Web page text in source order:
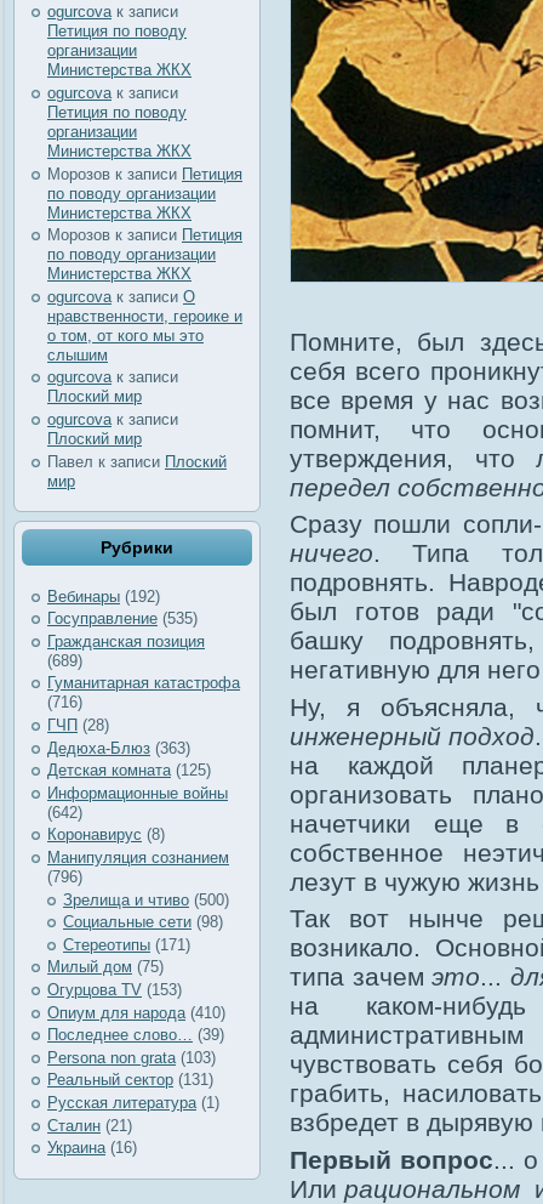
ogurcovaк записи
Петиция по поводу
организации
Министерства ЖКХ
ogurcova к записи
Петиция по поводу
организации
Министерства ЖКХ
Морозов к записи Петиция
по поводу организации
Министерства ЖКХ
Морозов к записи Петиция
по поводу организации
Министерства ЖКХ
ogurcova к записи О
нравственности, героике и
о том, от кого мы это
слышим
ogurcovaк записи
Плоский мир
ogurcova к записи
Плоский мир
Павел к записи Плоский
мир
Рубрики
Вебинары (192)
Госуправление (535)
Гражданская позиция
(689)
Гуманитарная катастрофа
(716)
ГЧП (28)
Дедюха-Блюз (363)
Детская комната(125)
Информационные войны
(642)
Коронавирус (8)
Манипуляция сознанием
(796)
Зрелища и чтиво (500)
Социальные сети (98)
Стереотипы (171)
Милый дом (75)
Огурцова TV (153)
Опиум для народа (410)
Последнее слово… (39)
Рersona non grata (103)
Реальный сектор (131)
Русская литература (1)
Сталин (21)
Украина(16)
Помните, был
себя всего
все время у нас
помнит, что
утверждения,
передел
Сразу пошли
ничего. Типа
подровнять.
был готов ради
башку
негативную для
Ну, я объясняла,
инженерный подход
на каждой
организовать
начетчики еще в
собственное
лезут в чужую
Так вот нынче
возникало.
типа зачемэто...
на каком-
чувствовать себя
грабить,
взбредет в дырявую
Первый вопрос ...
Или рациональном